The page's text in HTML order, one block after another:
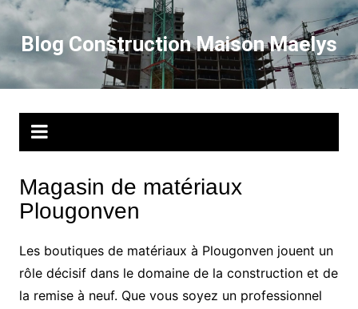
Aller
contenuBlog Construction Maison Maelys
Magasin de matériaux
Plougonven
Les boutiques de matériaux à Plougonven jouent un
rôle décisif dans le domaine de la construction et de
la remise à neuf. Que vous soyez un professionnel